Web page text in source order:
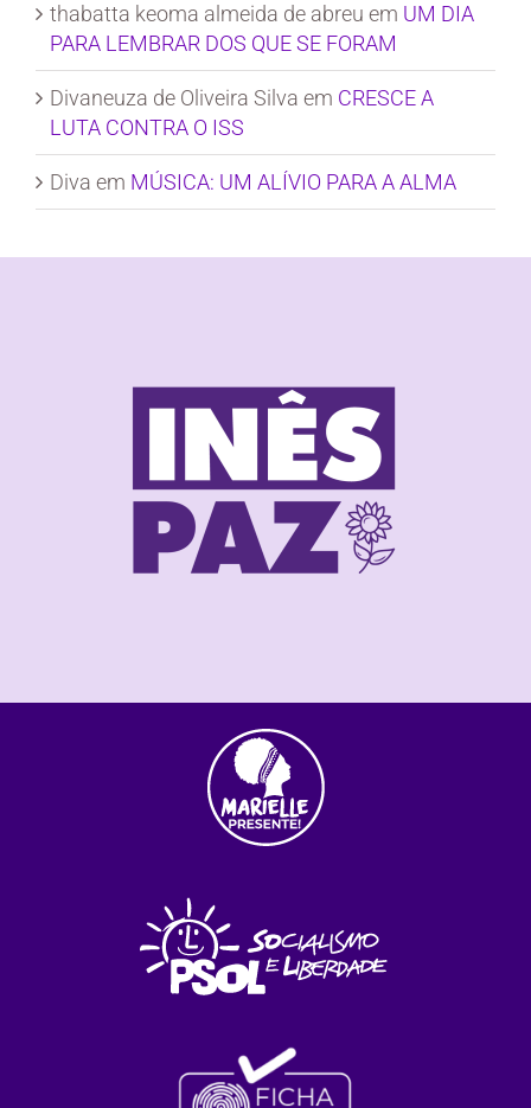
thabatta keoma almeida de abreu em UM DIA
PARA LEMBRAR DOS QUE SE FORAM
Divaneuza de Oliveira Silva em CRESCE A
LUTA CONTRA O ISS
Diva em MÚSICA: UM ALÍVIO PARA A ALMA